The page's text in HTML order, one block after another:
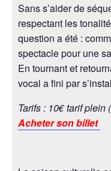
Sans s’aider de
respectant les
question a été :
spectacle pour une
En tournant et
vocal a fini par
Tarifs : 10€ tarif plein
Acheter son billet